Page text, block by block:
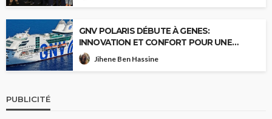
GNV POLARIS DÉBUTE À GENES:
INNOVATION ET CONFORT POUR UNE
NOUVELLE IDÉE DU VOYAGE EN FERRY
Jihene Ben Hassine
PUBLICITÉ